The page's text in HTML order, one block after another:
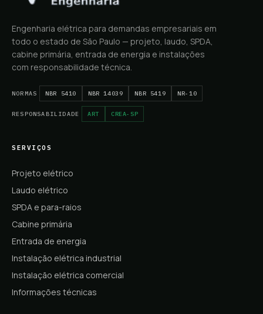
Engenharia elétrica para demandas empresariais em
todo o estado de São Paulo — projeto, laudo, SPDA,
cabine primária, entrada de energia e instalações
com responsabilidade técnica.
NORMAS NBR 5410 NBR 14039 NBR 5419 NR-10
RESPONSABILIDADE ART CREA-SP
SERVIÇOS
Projeto elétrico
Laudo elétrico
SPDA e para-raios
Cabine primária
Entrada de energia
Instalação elétrica industrial
Instalação elétrica comercial
Informações técnicas